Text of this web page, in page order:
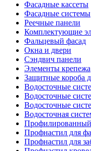
Фасадные кассеты
Фасадные системы
Реечные панели
Комплектующие
Фальцевый фасад
Окна и двери
Сэндвич панели
Элементы крепежа
Защитные короба
Водосточные
Водосточные
Водосточные
Водосточная
Профнастил для
Профнастил для